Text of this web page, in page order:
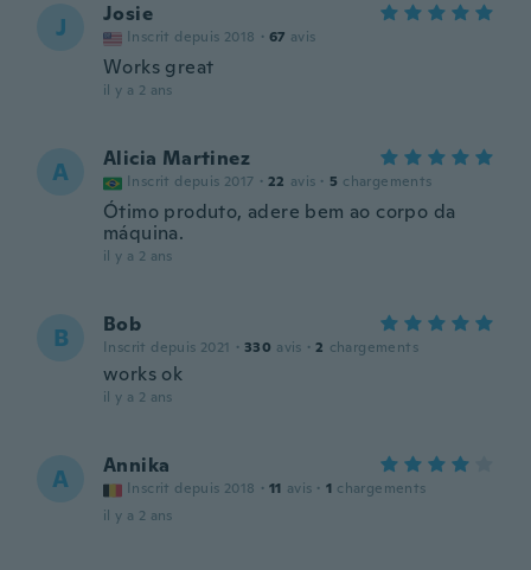
J Josie
Inscrit depuis 2018 · 67 avis
Works great
il y a 2 ans
A Alicia Martinez
Inscrit depuis 2017 · 22 avis · 5 chargements
Ótimo produto, adere bem ao corpo da
máquina.
il y a 2 ans
B Bob
Inscrit depuis 2021 · 330 avis · 2 chargements
works ok
il y a 2 ans
A Annika
Inscrit depuis 2018 · 11 avis · 1 chargements
il y a 2 ans